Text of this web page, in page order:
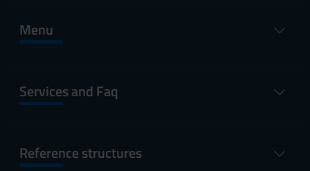
Menu
Services and Faq
Reference structures